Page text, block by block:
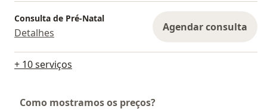
Consulta de Pré-Natal
Detalhes Agendar consulta
+ 10 serviços
Como mostramos os preços?